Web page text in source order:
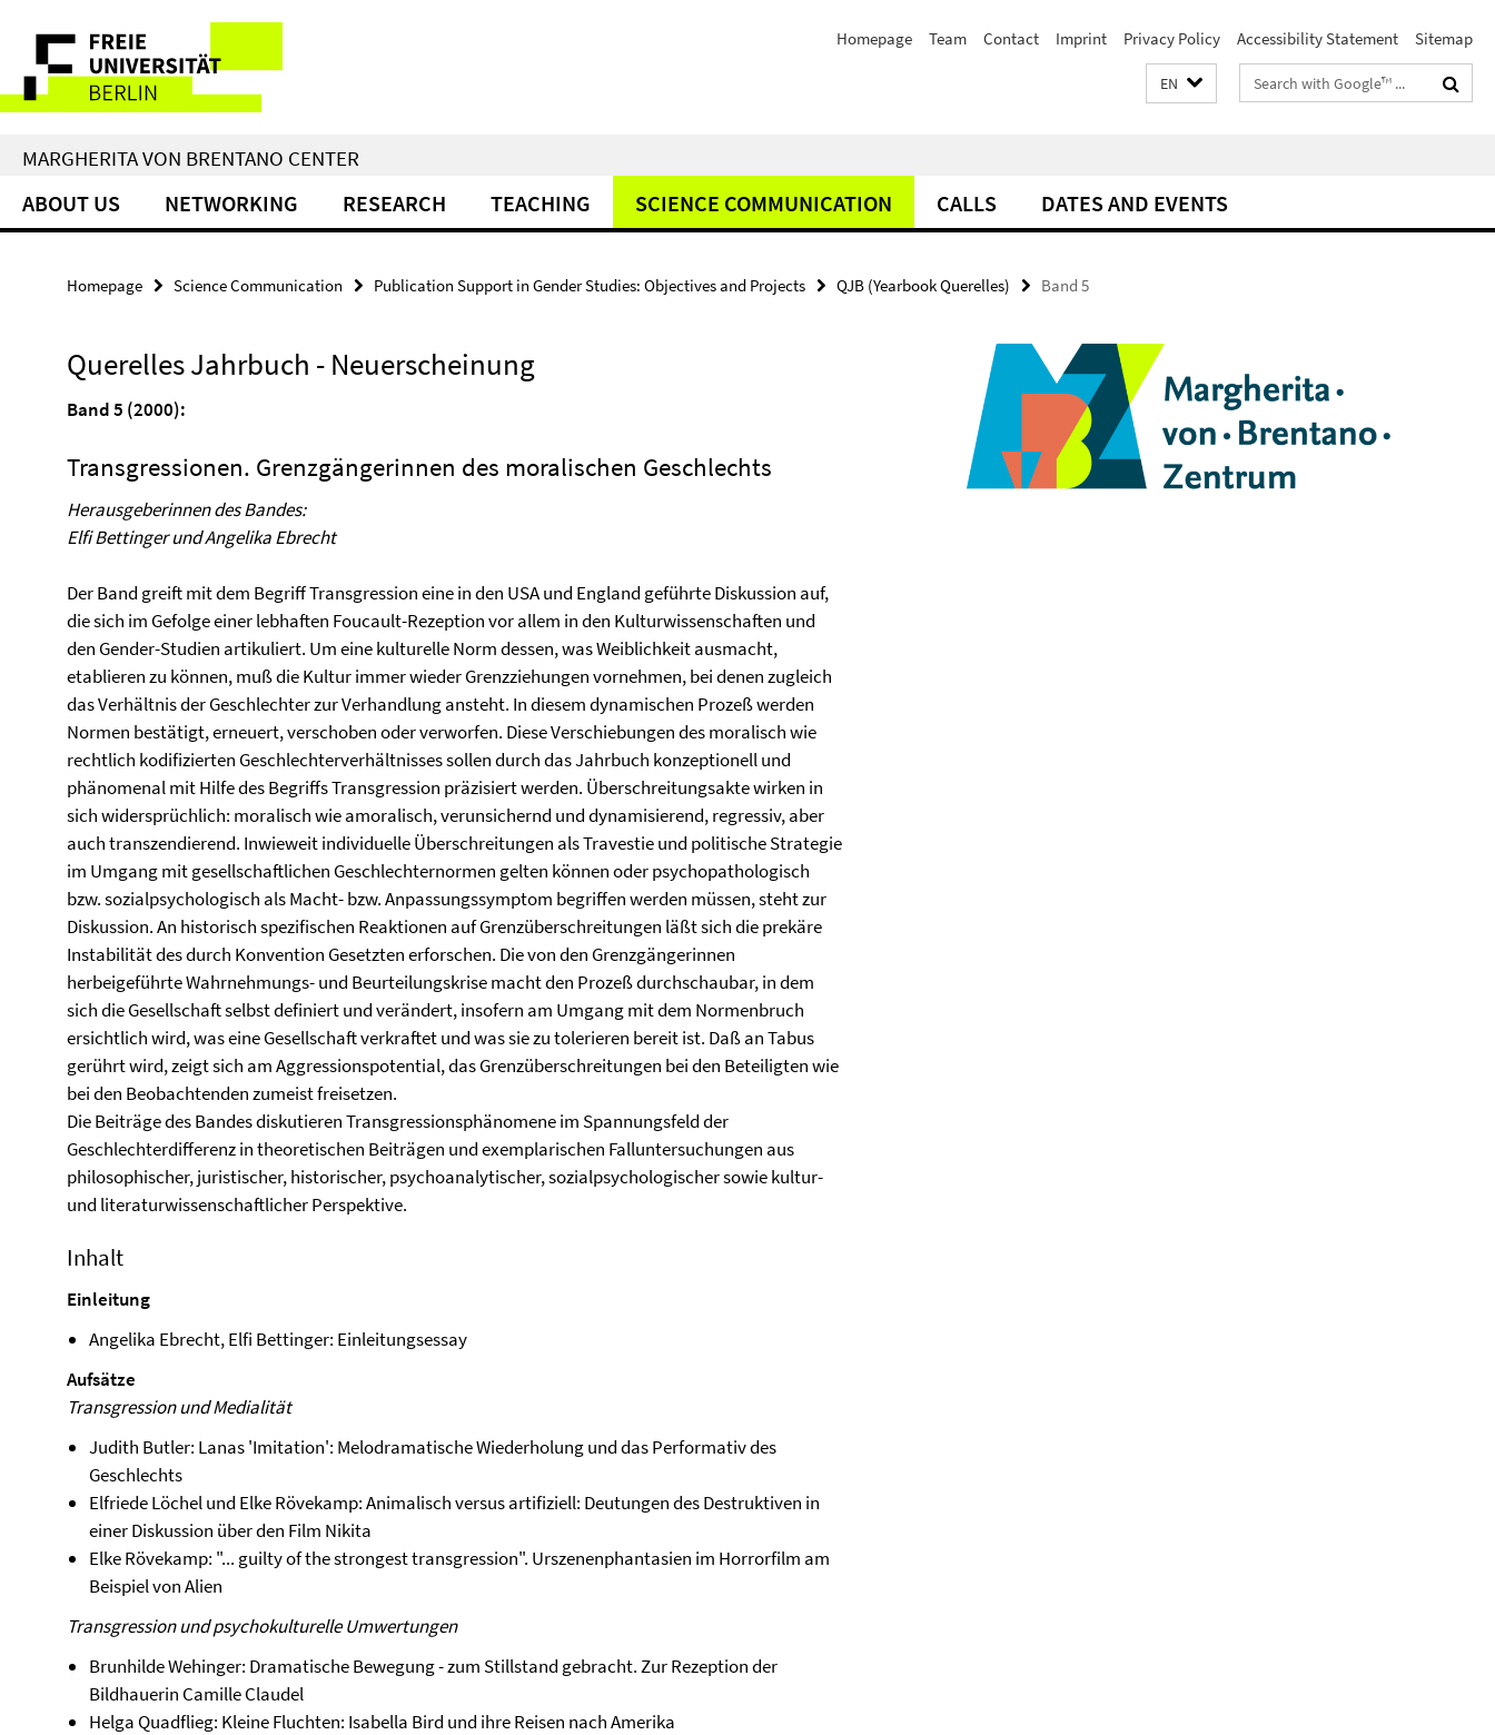
direkt
Inhalt
Service
Navigation
Homepage Team Contact Imprint Privacy Policy Accessibility Statement Sitemap
EN
Search
terms
MARGHERITA VON BRENTANO CENTER
ABOUT US NETWORKING RESEARCH TEACHING SCIENCE COMMUNICATION CALLS DATES AND EVENTS
Homepage Science Communication Publication Support in Gender Studies: Objectives and Projects QJB (Yearbook Querelles) Band 5
Querelles Jahrbuch - Neuerscheinung
Band 5 (2000):
Transgressionen. Grenzgängerinnen des moralischen Geschlechts
Herausgeberinnen des Bandes:
Elfi Bettinger und Angelika Ebrecht
Der Band greift mit dem Begriff Transgression eine in den USA und England geführte Diskussion auf,
die sich im Gefolge einer lebhaften Foucault-Rezeption vor allem in den Kulturwissenschaften und
den Gender-Studien artikuliert. Um eine kulturelle Norm dessen, was Weiblichkeit ausmacht,
etablieren zu können, muß die Kultur immer wieder Grenzziehungen vornehmen, bei denen zugleich
das Verhältnis der Geschlechter zur Verhandlung ansteht. In diesem dynamischen Prozeß werden
Normen bestätigt, erneuert, verschoben oder verworfen. Diese Verschiebungen des moralisch wie
rechtlich kodifizierten Geschlechterverhältnisses sollen durch das Jahrbuch konzeptionell und
phänomenal mit Hilfe des Begriffs Transgression präzisiert werden. Überschreitungsakte wirken in
sich widersprüchlich: moralisch wie amoralisch, verunsichernd und dynamisierend, regressiv, aber
auch transzendierend. Inwieweit individuelle Überschreitungen als Travestie und politische Strategie
im Umgang mit gesellschaftlichen Geschlechternormen gelten können oder psychopathologisch
bzw. sozialpsychologisch als Macht- bzw. Anpassungssymptom begriffen werden müssen, steht zur
Diskussion. An historisch spezifischen Reaktionen auf Grenzüberschreitungen läßt sich die prekäre
Instabilität des durch Konvention Gesetzten erforschen. Die von den Grenzgängerinnen
herbeigeführte Wahrnehmungs- und Beurteilungskrise macht den Prozeß durchschaubar, in dem
sich die Gesellschaft selbst definiert und verändert, insofern am Umgang mit dem Normenbruch
ersichtlich wird, was eine Gesellschaft verkraftet und was sie zu tolerieren bereit ist. Daß an Tabus
gerührt wird, zeigt sich am Aggressionspotential, das Grenzüberschreitungen bei den Beteiligten wie
bei den Beobachtenden zumeist freisetzen.
Die Beiträge des Bandes diskutieren Transgressionsphänomene im Spannungsfeld der
Geschlechterdifferenz in theoretischen Beiträgen und exemplarischen Falluntersuchungen aus
philosophischer, juristischer, historischer, psychoanalytischer, sozialpsychologischer sowie kultur-
und literaturwissenschaftlicher Perspektive.
Inhalt
Einleitung
Angelika Ebrecht, Elfi Bettinger: Einleitungsessay
Aufsätze
Transgression und Medialität
Judith Butler: Lanas 'Imitation': Melodramatische Wiederholung und das Performativ des
Geschlechts
Elfriede Löchel und Elke Rövekamp: Animalisch versus artifiziell: Deutungen des Destruktiven in
einer Diskussion über den Film Nikita
Elke Rövekamp: "... guilty of the strongest transgression". Urszenenphantasien im Horrorfilm am
Beispiel von Alien
Transgression und psychokulturelle Umwertungen
Brunhilde Wehinger: Dramatische Bewegung - zum Stillstand gebracht. Zur Rezeption der
Bildhauerin Camille Claudel
Helga Quadflieg: Kleine Fluchten: Isabella Bird und ihre Reisen nach Amerika